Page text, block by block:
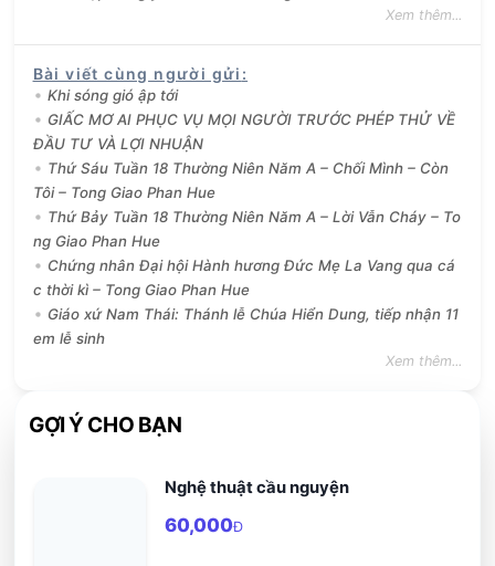
Xem thêm...
Bài viết cùng người gửi :
Khi sóng gió ập tới
GIẤC MƠ AI PHỤC VỤ MỌI NGƯỜI TRƯỚC PHÉP THỬ VỀ
ĐẦU TƯ VÀ LỢI NHUẬN
Thứ Sáu Tuần 18 Thường Niên Năm A – Chối Mình – Còn
Tôi – Tong Giao Phan Hue
Thứ Bảy Tuần 18 Thường Niên Năm A – Lời Vẫn Cháy – To
ng Giao Phan Hue
Chứng nhân Đại hội Hành hương Đức Mẹ La Vang qua cá
c thời kì – Tong Giao Phan Hue
Giáo xứ Nam Thái: Thánh lễ Chúa Hiển Dung, tiếp nhận 11
em lễ sinh
Xem thêm...
GỢI Ý CHO BẠN
Nghệ thuật cầu nguyện
60,000Đ